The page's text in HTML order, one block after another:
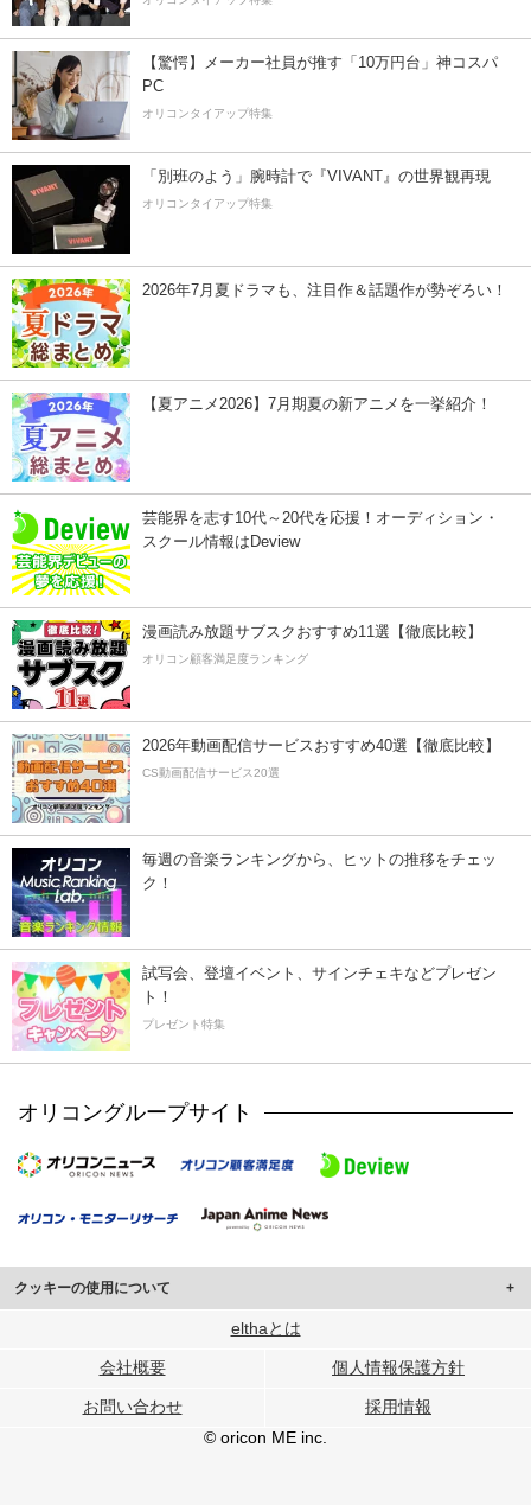
【驚愕】メーカー社員が推す「10万円台」神コスパ
PC
オリコンタイアップ特集
「別班のよう」腕時計で『VIVANT』の世界観再現
オリコンタイアップ特集
2026年7月夏ドラマも、注目作＆話題作が勢ぞろい！
【夏アニメ2026】7月期夏の新アニメを一挙紹介！
芸能界を志す10代～20代を応援！オーディション・
スクール情報はDeview
漫画読み放題サブスクおすすめ11選【徹底比較】
オリコン顧客満足度ランキング
2026年動画配信サービスおすすめ40選【徹底比較】
CS動画配信サービス20選
毎週の音楽ランキングから、ヒットの推移をチェッ
ク！
試写会、登壇イベント、サインチェキなどプレゼン
ト！
プレゼント特集
オリコングループサイト
クッキーの使用について
このサイトでは Cookie を使用して、ユーザーに合わせたコンテンツや広告の
行っています。
メディアや広告配信、データ解析の各パートナーに提供しています。
各パートナーは、この情報とユーザーが各パートナーに提供した他の情報や、
ユーザーが各パートナーのサービスを使用したときに収集した他の情報を組み
elthaとは
会社概要 個人情報保護方針
お問い合わせ
採用情報
© oricon ME inc.